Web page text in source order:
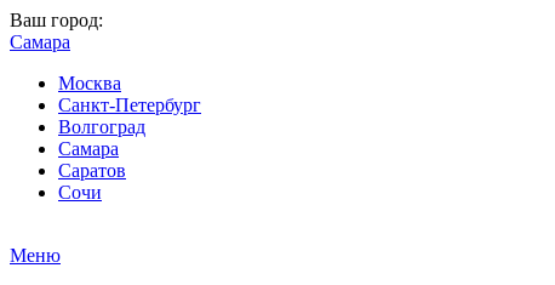
Ваш город:
Самара
Москва
Санкт-Петербург
Волгоград
Самара
Саратов
Сочи
Меню